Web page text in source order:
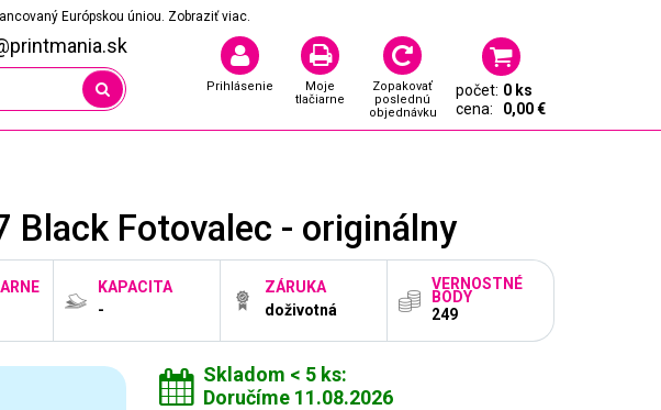
Európskou úniou. Zobraziť viac.
Prihlásenie
Moje
tlačiarne
Zopakovať
poslednú
objednávku
počet: 0 ks
cena:
0,00 €
Black Fotovalec - originálny
KAPACITA
-
ZÁRUKA
doživotná
VERNOSTNÉ
BODY
249
Skladom < 5 ks:
Doručíme 11.08.2026